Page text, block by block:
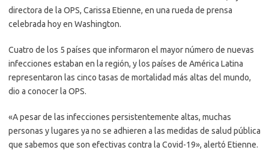
directora de la OPS, Carissa Etienne, en una rueda de prensa
celebrada hoy en Washington.
Cuatro de los 5 países que informaron el mayor número de nuevas
infecciones estaban en la región, y los países de América Latina
representaron las cinco tasas de mortalidad más altas del mundo,
dio a conocer la OPS.
«A pesar de las infecciones persistentemente altas, muchas
personas y lugares ya no se adhieren a las medidas de salud pública
que sabemos que son efectivas contra la Covid-19», alertó Etienne.